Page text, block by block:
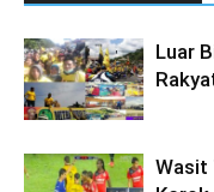
Luar
Wasit